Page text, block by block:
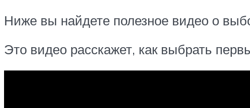
Ниже вы найдете полезное видео о
Это видео расскажет, как выбрать